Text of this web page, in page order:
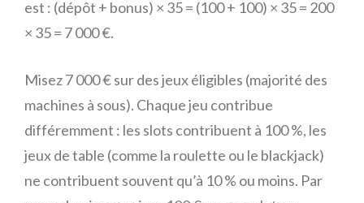
est : (dépôt + bonus) × 35 = (100 + 100) × 35 = 200
× 35 = 7 000 €.
Misez 7 000 € sur des jeux éligibles (majorité des
machines à sous). Chaque jeu contribue
différemment : les slots contribuent à 100 %, les
jeux de table (comme la roulette ou le blackjack)
ne contribuent souvent qu’à 10 % ou moins. Par